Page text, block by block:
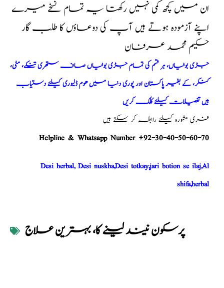
ان میں کچھ کمی نہیں رکھتا یہ تمام نسخے میرے
اپنے آزمودہ ہوتے ہیں آپ کی دوعاؤں کا طلب گار
حکیم محمد عرفان
جڑی بوٹیاں، ہر قسم کی تمام جڑی بوٹیاں صاف ستھری تنکے، مٹی،
کنکر، کے بغیر پاکستان اور پوری دنیا میں ھوم ڈلیوری کیلئے دستیاب
ہیں تفصیلات کیلئے کلک کریں
فری مشورہ کیلئے رابطہ کر سکتے ہیں
Helpline & Whatsapp Number +92-30-40-50-60-70
Desi herbal, Desi nuskha,Desi totkay,jari botion se ilaj,Al
shifa,herbal
پرسکون نیند لینے کا، بہترین علاج